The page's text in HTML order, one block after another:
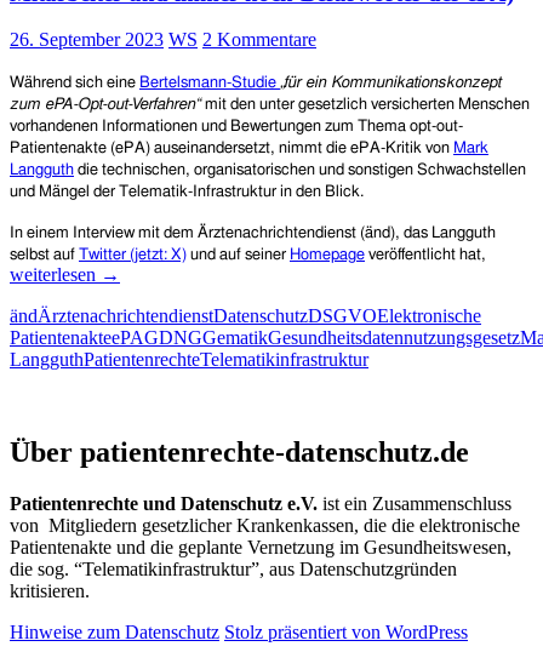
26. September 2023 WS 2 Kommentare
Während sich eine Bertelsmann-Studie „für ein Kommunikationskonzept
zum ePA-Opt-out-Verfahren“ mit den unter gesetzlich versicherten Menschen
vorhandenen Informationen und Bewertungen zum Thema opt-out-
Patientenakte (ePA) auseinandersetzt, nimmt die ePA-Kritik von Mark
Langguth die technischen, organisatorischen und sonstigen Schwachstellen
und Mängel der Telematik-Infrastruktur in den Blick.
In einem
Interview mit dem Ärztenachrichtendienst (änd), das Langguth
selbst auf
Twitter (jetzt: X) und auf seiner Homepage veröffentlicht hat,
Kritik
und
immer-
weiterlesen →
ändÄrztenachrichtendienstDatenschutzDSGVOElektronische
PatientenakteePAGDNGGematikGesundheitsdatennutzungsgesetz
LangguthPatientenrechteTelematikinfrastruktur
Patientenrechte und Datenschutz e.V.
Über patientenrechte-datenschutz.de
Patientenrechte und Datenschutz e.V. ist ein Zusammenschluss
von Mitgliedern gesetzlicher Krankenkassen, die die elektronische
Patientenakte und die geplante Vernetzung im Gesundheitswesen,
die sog. “Telematikinfrastruktur”, aus Datenschutzgründen
kritisieren.
Hinweise zum Datenschutz Stolz präsentiert von WordPress